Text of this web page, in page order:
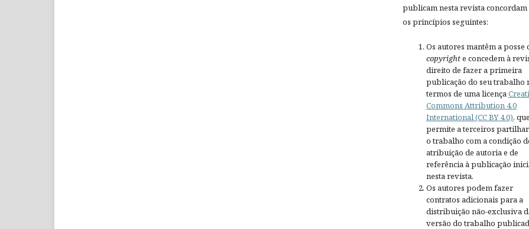
publicam nesta revista concordam
os princípios seguintes:
Os autores mantêm a posse
copyrighte concedem à
direito de fazer a primeira
publicação do seu trabalho
termos de uma licença
Commons Attribution 4.0
International (CC BY 4.0), que
permite a terceiros
o trabalho com a condição
atribuição de autoria e de
referência à publicação
nesta revista.
Os autores podem fazer
contratos adicionais para a
distribuição não-exclusiva
versão do trabalho